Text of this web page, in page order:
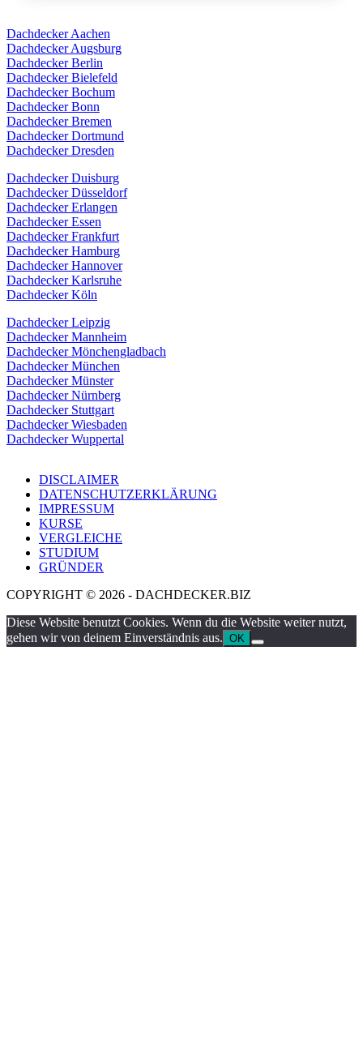
Dachdecker Aachen
Dachdecker Augsburg
Dachdecker Berlin
Dachdecker Bielefeld
Dachdecker Bochum
Dachdecker Bonn
Dachdecker Bremen
Dachdecker Dortmund
Dachdecker Dresden
Dachdecker Duisburg
Dachdecker Düsseldorf
Dachdecker Erlangen
Dachdecker Essen
Dachdecker Frankfurt
Dachdecker Hamburg
Dachdecker Hannover
Dachdecker Karlsruhe
Dachdecker Köln
Dachdecker Leipzig
Dachdecker Mannheim
Dachdecker Mönchengladbach
Dachdecker München
Dachdecker Münster
Dachdecker Nürnberg
Dachdecker Stuttgart
Dachdecker Wiesbaden
Dachdecker Wuppertal
DISCLAIMER
DATENSCHUTZERKLÄRUNG
IMPRESSUM
KURSE
VERGLEICHE
STUDIUM
GRÜNDER
COPYRIGHT © 2026 - DACHDECKER.BIZ
Diese Website benutzt Cookies. Wenn du die Website weiter nutzt,
gehen wir von deinem Einverständnis aus. OK